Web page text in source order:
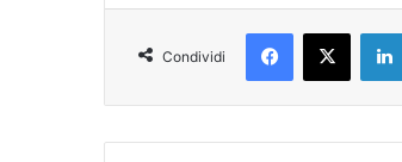
Condividi